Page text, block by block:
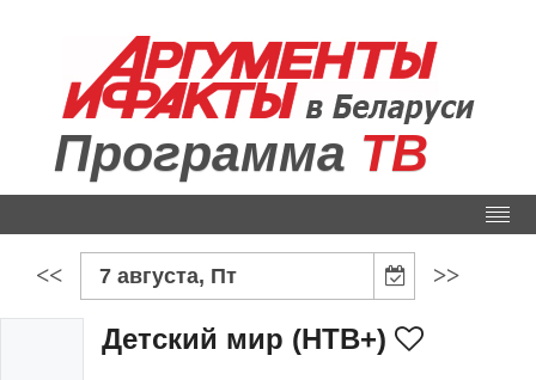
Программа ТВ
<< 7 августа, Пт >>
Детский мир (НТВ+)